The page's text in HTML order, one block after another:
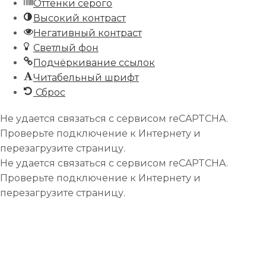
Оттенки серого
Высокий контраст
Негативный контраст
Светлый фон
Подчёркивание ссылок
Читабельный шрифт
Сброс
Не удается связаться с сервисом reCAPTCHA.
Проверьте подключение к Интернету и
перезагрузите страницу.
Не удается связаться с сервисом reCAPTCHA.
Проверьте подключение к Интернету и
перезагрузите страницу.